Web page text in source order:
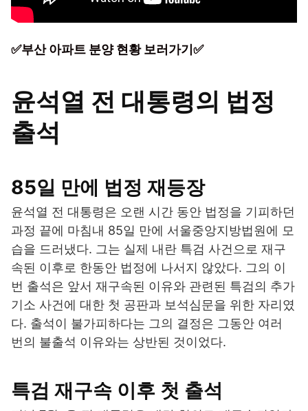
✅부산 아파트 분양 현황 보러가기✅
윤석열 전 대통령의 법정
출석
85일 만에 법정 재등장
윤석열 전 대통령은 오랜 시간 동안 법정을 기피하던
과정 끝에 마침내 85일 만에 서울중앙지방법원에 모
습을 드러냈다. 그는 실제 내란 특검 사건으로 재구
속된 이후로 한동안 법정에 나서지 않았다. 그의 이
번 출석은 앞서 재구속된 이유와 관련된 특검의 추가
기소 사건에 대한 첫 공판과 보석심문을 위한 자리였
다. 출석이 불가피하다는 그의 결정은 그동안 여러
번의 불출석 이유와는 상반된 것이었다.
특검 재구속 이후 첫 출석